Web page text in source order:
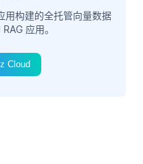
用构建的全托管向量数据
应用。
Cloud